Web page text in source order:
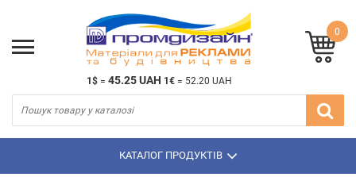
1$ = 45.25 UAH 1€ = 52.20 UAH
0
КАТАЛОГ ПРОДУКТІВ